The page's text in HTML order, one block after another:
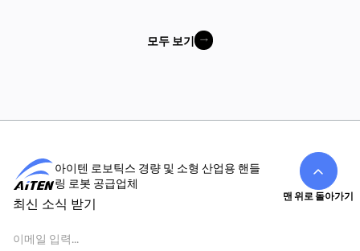
모두 보기
아이텐 로보틱스 경량 및 소형 산업용 핸들
링 로봇 공급업체
최신 소식 받기
메
맨 위로 돌아가기